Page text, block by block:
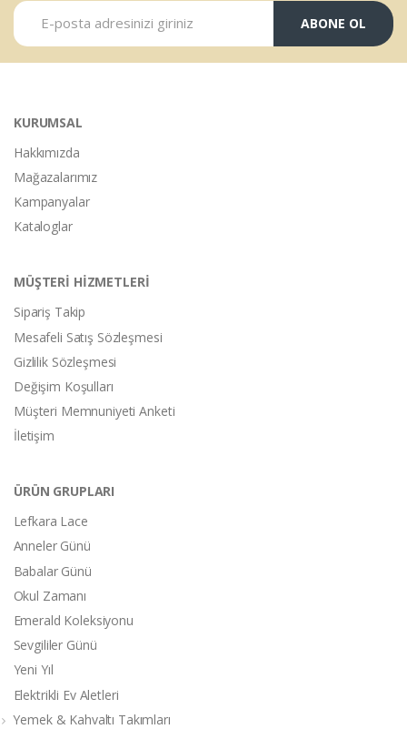
ABONE OL
KURUMSAL
Hakkımızda
Mağazalarımız
Kampanyalar
Kataloglar
MÜŞTERİ HİZMETLERİ
Sipariş Takip
Mesafeli Satış Sözleşmesi
Gizlilik Sözleşmesi
Değişim Koşulları
Müşteri Memnuniyeti Anketi
İletişim
ÜRÜN GRUPLARI
Lefkara Lace
Anneler Günü
Babalar Günü
Okul Zamanı
Emerald Koleksiyonu
Sevgililer Günü
Yeni Yıl
Elektrikli Ev Aletleri
Yemek & Kahvaltı Takımları